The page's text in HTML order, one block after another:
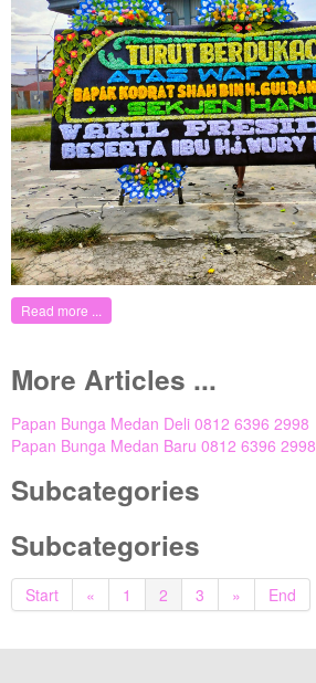
Read more ...
More Articles ...
Papan Bunga Medan Deli 0812 6396 2998
Papan Bunga Medan Baru 0812 6396 2998
Subcategories
Subcategories
Start « 1 2 3 » End